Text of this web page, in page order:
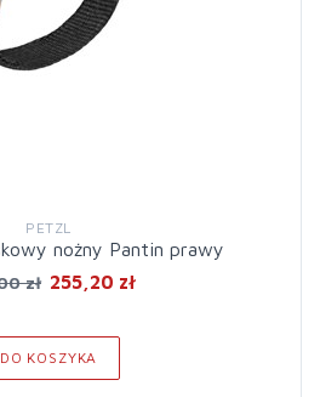
PETZL
nożny Pantin prawy
zł 255,20 zł
DO KOSZYKA